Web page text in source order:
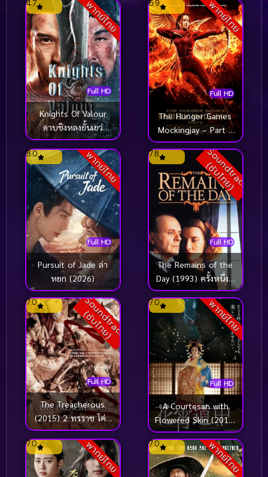
พากย์ไทย
Full HD
4.7
Knights Of Valour
ดาบชิงหลงยั้นเยว่
(2021)
พากย์ไทย
Full HD
6.9
The Hunger Games
Mockingjay – Part 2
เกมล่าเกม ม็อกกิ้งเจย์
พาร์ท 2 (2015)
พากย์ไทย
Full HD
8.0
Pursuit of Jade ล่า
หยก (2026)
S
o
u
n
d
t
r
a
c
k
(
ซั
บ
ไ
ท
ย
)
Full HD
7.8
The Remains of the
Day (1993) ครั้งหนึ่งที่
เรารำลึก [ซับไทย]
S
o
u
n
d
t
r
a
c
k
(
ซั
บ
ไ
ท
ย
)
Full HD
7.0
The Treacherous
(2015) 2 ทรราช โค่น
บัลลังก์ [ซับไทย]
พากย์ไทย
Full HD
7.0
A Courtesan with
Flowered Skin (2014)
เกอิชาซากุระ
พากย์ไทย
7.0 พากย์ไทย
7.0